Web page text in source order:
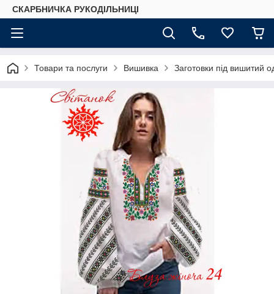
СКАРБНИЧКА РУКОДІЛЬНИЦІ
Товари та послуги Вишивка Заготовки під вишитий